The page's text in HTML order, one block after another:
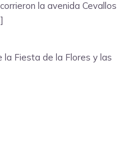
la avenida Cevallos